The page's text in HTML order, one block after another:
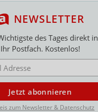
NEWSLETTER
des Tages direkt in
Ihr Postfach. Kostenlos!
Jetzt abonnieren
zum Newsletter & Datenschutz